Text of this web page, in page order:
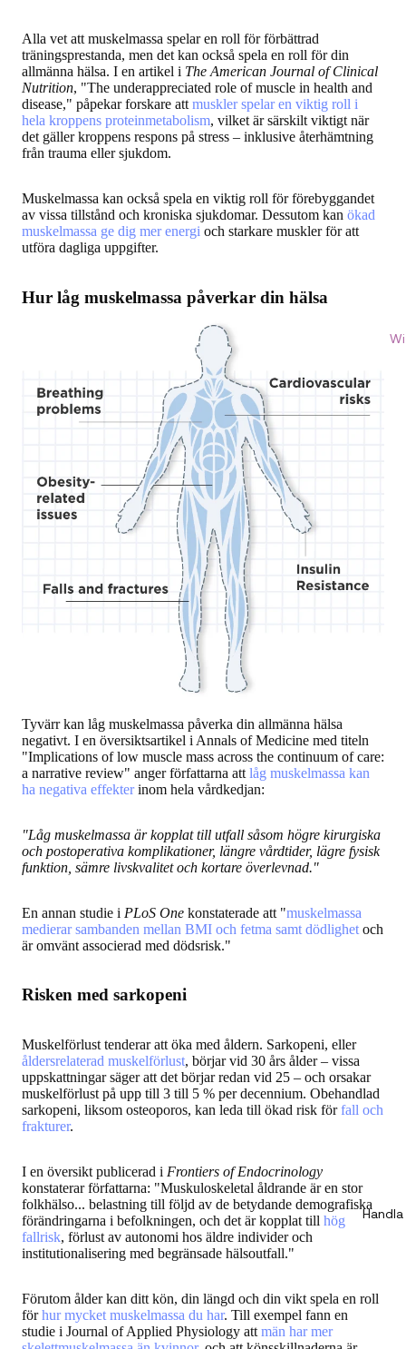
Alla vet att muskelmassa spelar en roll för förbättrad
träningsprestanda, men det kan också spela en roll för din
allmänna hälsa. I en artikel i The American Journal of Clinical
Nutrition, "The underappreciated role of muscle in health and
disease," påpekar forskare att muskler spelar en viktig roll i
hela kroppens proteinmetabolism, vilket är särskilt viktigt när
det gäller kroppens respons på stress – inklusive återhämtning
från trauma eller sjukdom.
Muskelmassa kan också spela en viktig roll för förebyggandet
av vissa tillstånd och kroniska sjukdomar. Dessutom kan ökad
muskelmassa ge dig mer energi och starkare muskler för att
utföra dagliga uppgifter.
Hur låg muskelmassa påverkar din hälsa
Tyvärr kan låg muskelmassa påverka din allmänna hälsa
negativt. I en översiktsartikel i Annals of Medicine med titeln
"Implications of low muscle mass across the continuum of care:
a narrative review" anger författarna att låg muskelmassa kan
ha negativa effekterinom hela vårdkedjan:
"Låg muskelmassa är kopplat till utfall såsom högre kirurgiska
och postoperativa komplikationer, längre vårdtider, lägre fysisk
funktion, sämre livskvalitet och kortare överlevnad."
En annan studie i PLoS One konstaterade att "muskelmassa
medierar sambanden mellan BMI och fetma samt dödlighet och
är omvänt associerad med dödsrisk."
Risken med sarkopeni
Muskelförlust tenderar att öka med åldern. Sarkopeni, eller
åldersrelaterad muskelförlust, börjar vid 30 års ålder – vissa
uppskattningar säger att det börjar redan vid 25 – och orsakar
muskelförlust på upp till 3 till 5 % per decennium. Obehandlad
sarkopeni, liksom osteoporos, kan leda till ökad risk förfall och
frakturer.
I en översikt publicerad i Frontiers of Endocrinology
konstaterar författarna: "Muskuloskeletal åldrande är en stor
folkhälso­... belastning till följd av de betydande demografiska
förändringarna i befolkningen, och det är kopplat till hög
fallrisk, förlust av autonomi hos äldre individer och
institutionalisering med begränsade hälsoutfall."
Förutom ålder kan ditt kön, din längd och din vikt spela en roll
förhur mycket muskelmassa du har. Till exempel fann en
studie i Journal of Applied Physiology att män har mer